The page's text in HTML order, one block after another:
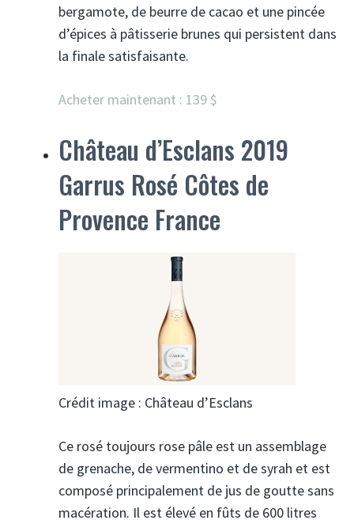
bergamote, de beurre de cacao et une pincée
d’épices à pâtisserie brunes qui persistent dans
la finale satisfaisante.
Acheter maintenant : 139 $
Château d’Esclans 2019
Garrus Rosé Côtes de
Provence France
Crédit image : Château d’Esclans
Ce rosé toujours rose pâle est un assemblage
de grenache, de vermentino et de syrah et est
composé principalement de jus de goutte sans
macération. Il est élevé en fûts de 600 litres